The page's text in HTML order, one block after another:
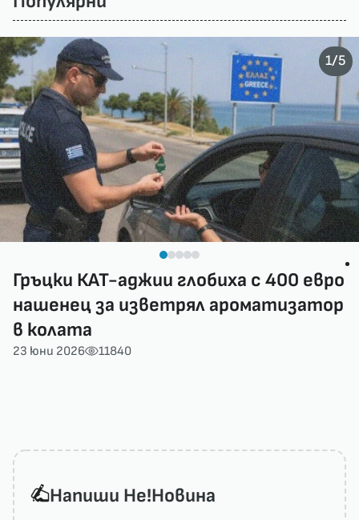
Гръцки КАТ-аджии глобиха с 400 евро
нашенец за изветрял ароматизатор
в колата
23 юни 2026 11840
1/5
Напиши He!Новина